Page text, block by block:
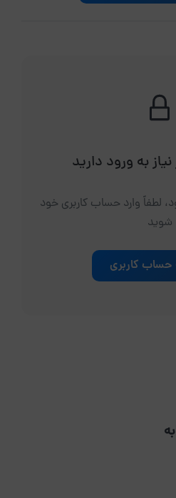
به ورود دارید
لطفاً وارد حساب کاربری خود
شوید
حساب کاربری